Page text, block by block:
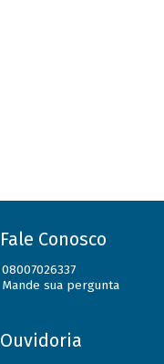
Fale Conosco
08007026337
Mande sua pergunta
Ouvidoria